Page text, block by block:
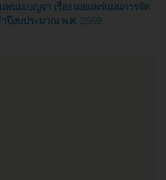
พนมเบญจา เรื่อง เผยแพร่แผนการจัด
ปีงบประมาณ พ.ศ. 2569